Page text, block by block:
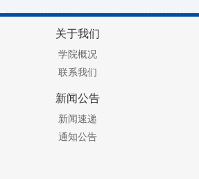
关于我们
学院概况
联系我们
新闻公告
新闻速递
通知公告